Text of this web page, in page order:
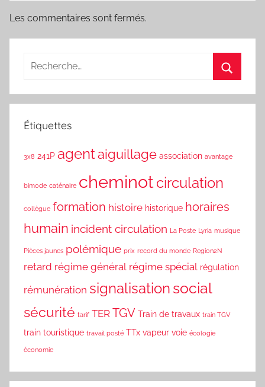
Les commentaires sont fermés.
Étiquettes
3x8 241P agentaiguillage association avantage
bimode caténaire cheminotcirculation
collègue formation histoire historique horaires
humain incident circulation La Poste Lyria musique
Pièces jaunes polémique prix record du monde Region2N
retard régime général régime spécial régulation
rémunération signalisation social
sécurité tarif TER TGV Train de travaux train TGV
train touristique travail posté TTx vapeur voie écologie
économie